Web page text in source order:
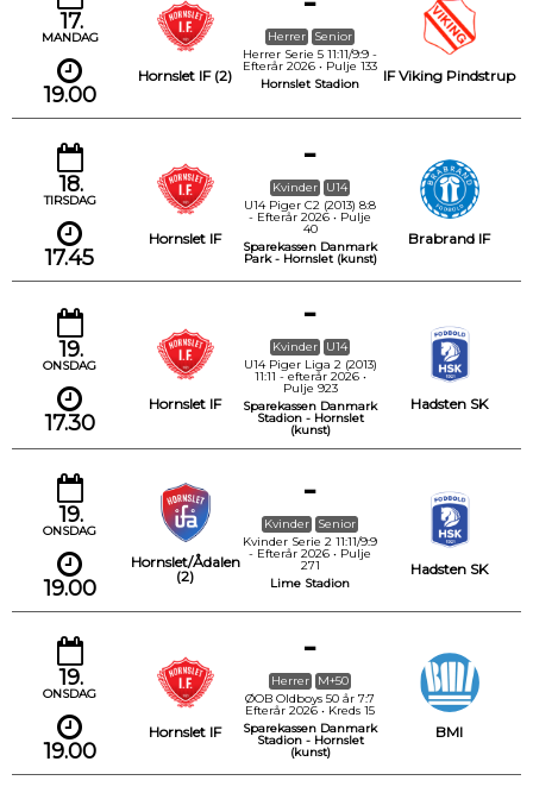
17.
MANDAG
19.00
Hornslet IF (2)
Herrer
Senior
Herrer Serie 5 11:11/9:9 -
Efterår 2026 • Pulje 133
Hornslet Stadion
IF Viking Pindstrup
18.
TIRSDAG
17.45
Hornslet IF
-
Kvinder
U14
U14 Piger C2 (2013) 8:8
- Efterår 2026 • Pulje
40
Sparekassen Danmark
Park - Hornslet (kunst)
Brabrand IF
19.
ONSDAG
17.30
Hornslet IF
-
Kvinder
U14
U14 Piger Liga 2 (2013)
11:11 - efterår 2026 •
Pulje 923
Sparekassen Danmark
Stadion - Hornslet
(kunst)
Hadsten SK
19.
ONSDAG
19.00
Hornslet/Ådalen
(2)
-
Kvinder
Senior
Kvinder Serie 2 11:11/9:9
- Efterår 2026 • Pulje
271
Lime Stadion
Hadsten SK
19.
ONSDAG
19.00
Hornslet IF
-
Herrer
M+50
ØOB Oldboys 50 år 7:7
Efterår 2026 • Kreds 15
Sparekassen Danmark
Stadion - Hornslet
(kunst)
BMI